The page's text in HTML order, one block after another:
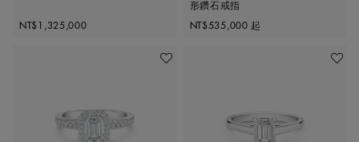
Original price
NT$1,325,000
形鑽石戒指
Original price
NT$535,000 起
加入喜愛清單 加入喜